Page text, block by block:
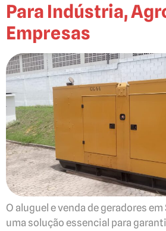
Para Indústria,
Empresas
O aluguel e venda de geradores em
uma solução essencial para